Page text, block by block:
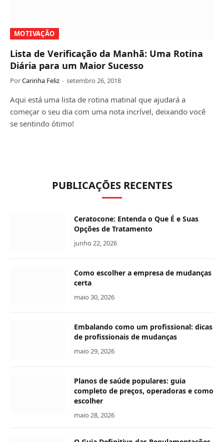
MOTIVAÇÃO
Lista de Verificação da Manhã: Uma Rotina
Diária para um Maior Sucesso
PorCarinha Feliz setembro 26, 2018
Aqui está uma lista de rotina matinal que ajudará a
começar o seu dia com uma nota incrível, deixando você
se sentindo ótimo!
PUBLICAÇÕES RECENTES
Ceratocone: Entenda o Que É e Suas
Opções de Tratamento
junho 22, 2026
Como escolher a empresa de mudanças
certa
maio 30, 2026
Embalando como um profissional: dicas
de profissionais de mudanças
maio 29, 2026
Planos de saúde populares: guia
completo de preços, operadoras e como
escolher
maio 28, 2026